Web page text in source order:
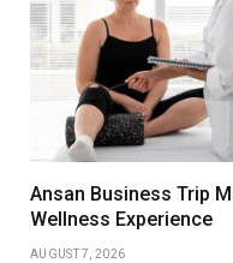
Ansan Business Trip
Wellness Experience
AUGUST 7, 2026